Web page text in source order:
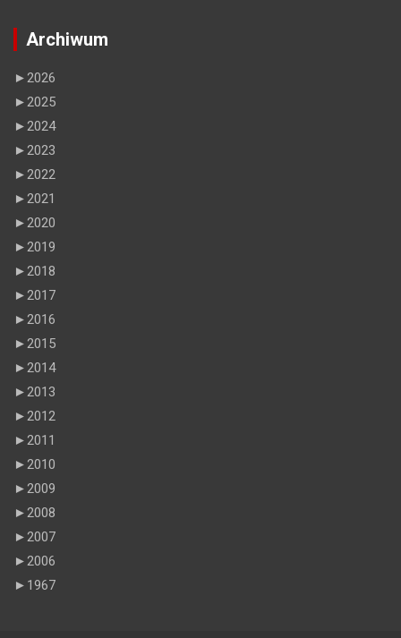
Archiwum
►2026
►2025
►2024
►2023
►2022
►2021
►2020
►2019
►2018
►2017
►2016
►2015
►2014
►2013
►2012
►2011
►2010
►2009
►2008
►2007
►2006
► 1967